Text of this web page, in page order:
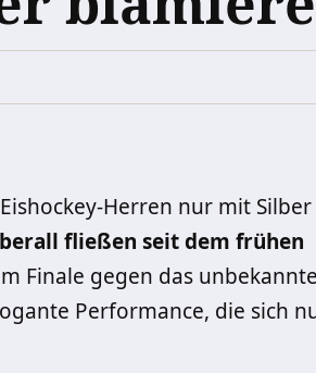
Herren nur mit Silber
fließen seit dem frühen
Finale gegen das
Performance, die sich